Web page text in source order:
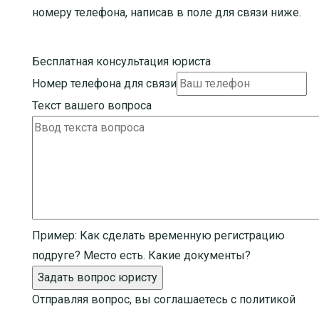
номеру телефона, написав в поле для связи ниже.
Бесплатная консультация юриста
Номер телефона для связи
Текст вашего вопроса
Пример: Как сделать временную регистрацию
подруге? Место есть. Какие документы?
Задать вопрос юристу
Отправляя вопрос, вы соглашаетесь с политикой